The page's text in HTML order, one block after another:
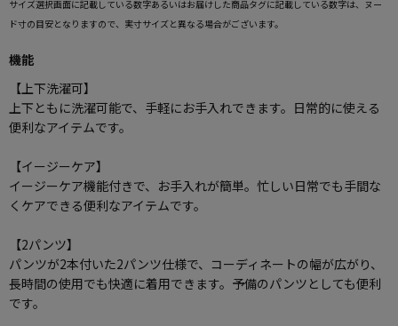
サイズ選択画面に記載している数字あるいはお届けした商品タグに記載している数字は、ヌー
ド寸の目安となりますので、実寸サイズと異なる場合がございます。
機能
【上下洗濯可】
上下ともに洗濯可能で、手軽にお手入れできます。日常的に使える
便利なアイテムです。
【イージーケア】
イージーケア機能付きで、お手入れが簡単。忙しい日常でも手間な
くケアできる便利なアイテムです。
【2パンツ】
パンツが2本付いた2パンツ仕様で、コーディネートの幅が広がり、
長時間の使用でも快適に着用できます。予備のパンツとしても便利
です。